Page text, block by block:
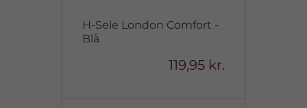
H-Sele London Comfort -
Blå
119,95 kr.